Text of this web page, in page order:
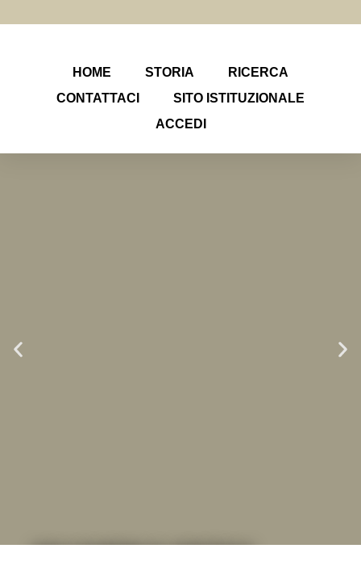
HOME STORIA
RICERCA
CONTATTACI
SITO ISTITUZIONALE
ACCEDI